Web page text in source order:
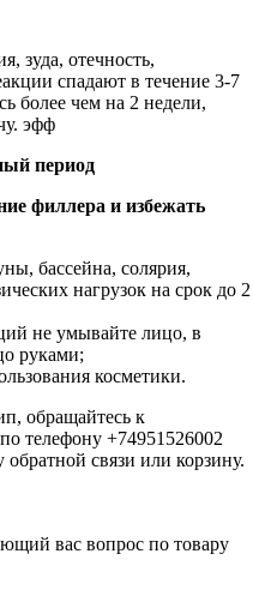
зуда, отечность,
спадают в течение 3-7
более чем на 2 недели,
эфф
период
филлера и избежать
бассейна, солярия,
нагрузок на срок до 2
не умывайте лицо, в
руками;
косметики.
обращайтесь к
телефону +74951526002
обратной связи или корзину.
вас вопрос по товару